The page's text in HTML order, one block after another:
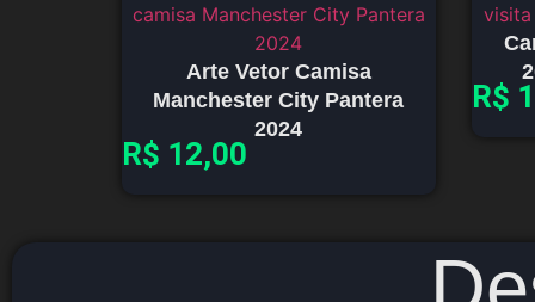
Arte Vetor Camisa
Manchester City Pantera
2024
R$ 12,00
R$